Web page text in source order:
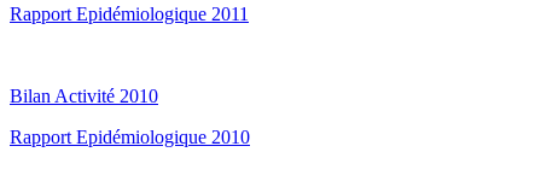
Rapport Epidémiologique 2011
Bilan Activité 2010
Rapport Epidémiologique 2010